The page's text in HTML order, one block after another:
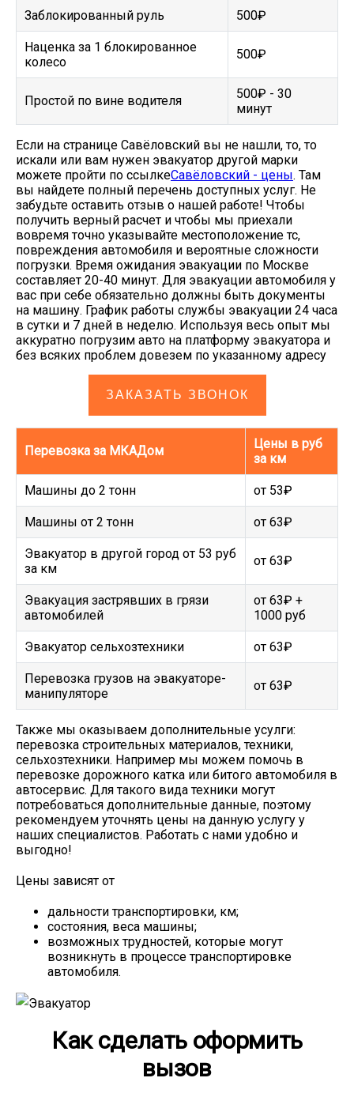
Заблокированный руль 500₽
Наценка за 1 блокированное
колесо
500₽
Простой по вине водителя
500₽ - 30
минут
Если на странице Савёловский вы не нашли, то, то
искали или вам нужен эвакуатор другой марки
можете пройти по ссылкеСавёловский - цены. Там
вы найдете полный перечень доступных услуг. Не
забудьте оставить отзыв о нашей работе! Чтобы
получить верный расчет и чтобы мы приехали
вовремя точно указывайте местоположение тс,
повреждения автомобиля и вероятные сложности
погрузки. Время ожидания эвакуации по Москве
составляет 20-40 минут. Для эвакуации автомобиля у
вас при себе обязательно должны быть документы
на машину. График работы службы эвакуации 24 часа
в сутки и 7 дней в неделю. Используя весь опыт мы
аккуратно погрузим авто на платформу эвакуатора и
без всяких проблем довезем по указанному адресу
ЗАКАЗАТЬ ЗВОНОК
Перевозка за МКАДом
Цены в руб
за км
Машины до 2 тонн от 53₽
Машины от 2 тонн от 63₽
Эвакуатор в другой город от 53 руб
за км
от 63₽
Эвакуация застрявших в грязи
автомобилей
от 63₽ +
1000 руб
Эвакуатор сельхозтехники от 63₽
Перевозка грузов на эвакуаторе-
манипуляторе
от 63₽
Также мы оказываем дополнительные усулги:
перевозка строительных материалов, техники,
сельхозтехники. Например мы можем помочь в
перевозке дорожного катка или битого автомобиля в
автосервис. Для такого вида техники могут
потребоваться дополнительные данные, поэтому
рекомендуем уточнять цены на данную услугу у
наших специалистов. Работать с нами удобно и
выгодно!
Цены зависят от
дальности транспортировки, км;
состояния, веса машины;
возможных трудностей, которые могут
возникнуть в процессе транспортировке
автомобиля.
Как сделать оформить
вызов